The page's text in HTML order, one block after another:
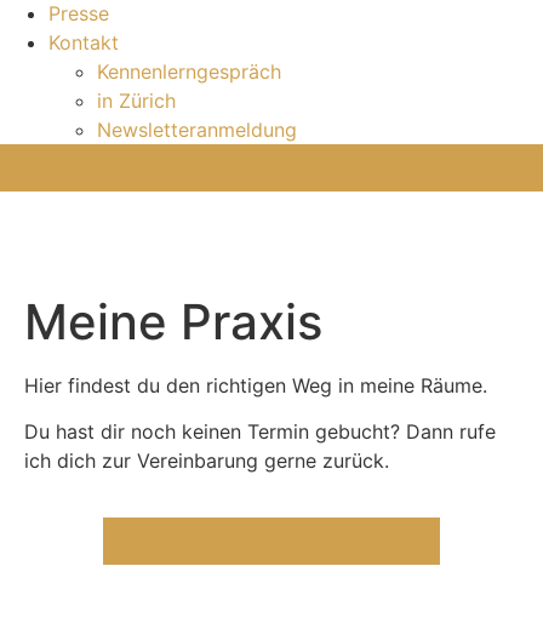
Presse
Kontakt
Kennenlerngespräch
in Zürich
Newsletteranmeldung
Meine Praxis
Hier findest du den richtigen Weg in meine Räume.
Du hast dir noch keinen Termin gebucht? Dann rufe
ich dich zur Vereinbarung gerne zurück.